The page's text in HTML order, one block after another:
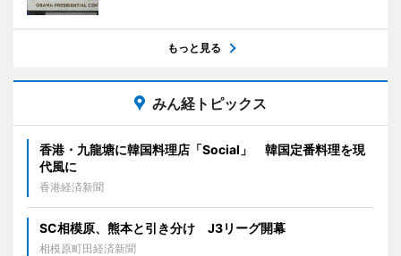
もっと見る
みん経トピックス
香港・九龍塘に韓国料理店「Social」 韓国定番料理を現
代風に
香港経済新聞
SC相模原、熊本と引き分け J3リーグ開幕
相模原町田経済新聞